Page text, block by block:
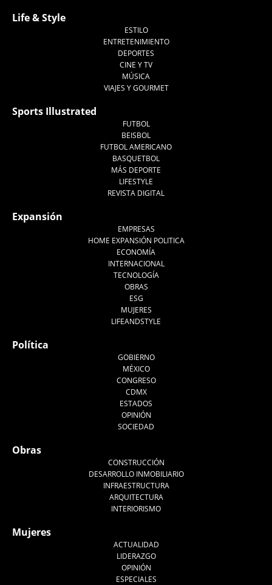
Life & Style
ESTILO
ENTRETENIMIENTO
DEPORTES
CINE Y TV
MÚSICA
VIAJES Y GOURMET
Sports Illustrated
FUTBOL
BEISBOL
FUTBOL AMERICANO
BASQUETBOL
MÁS DEPORTE
LIFESTYLE
REVISTA DIGITAL
Expansión
EMPRESAS
HOME EXPANSIÓN POLITICA
ECONOMÍA
INTERNACIONAL
TECNOLOGÍA
OBRAS
ESG
MUJERES
LIFEANDSTYLE
Política
GOBIERNO
MÉXICO
CONGRESO
CDMX
ESTADOS
OPINIÓN
SOCIEDAD
Obras
CONSTRUCCIÓN
DESARROLLO INMOBILIARIO
INFRAESTRUCTURA
ARQUITECTURA
INTERIORISMO
Mujeres
ACTUALIDAD
LIDERAZGO
OPINIÓN
ESPECIALES